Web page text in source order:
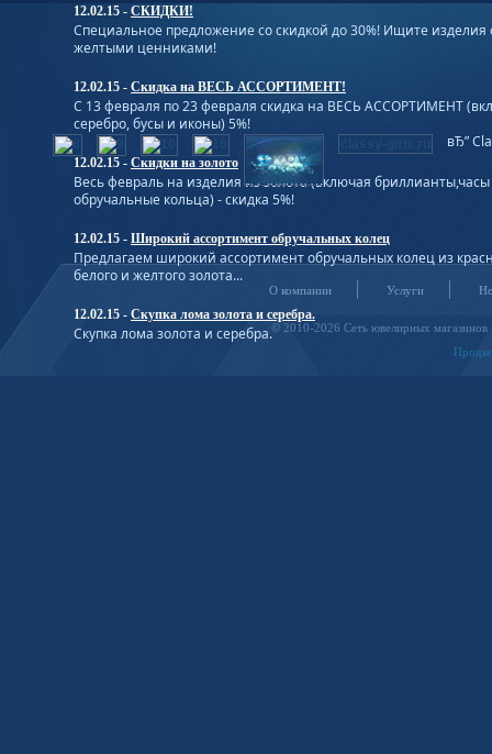
12.02.15 - СКИДКИ!
Специальное предложение со скидкой до 30%! Ищите изделия
желтыми ценниками!
12.02.15 - Скидка на ВЕСЬ АССОРТИМЕНТ!
С 13 февраля по 23 февраля скидка на ВЕСЬ АССОРТИМЕНТ
серебро, бусы и иконы) 5%!
12.02.15 - Скидки на золото
Весь февраль на изделия из золота (включая
обручальные кольца) - скидка 5%!
12.02.15 - Широкий ассортимент обручальных колец
Предлагаем широкий ассортимент обручальных колец из
белого и желтого золота...
12.02.15 - Скупка лома золота и серебра.
Скупка лома золота и серебра.
вЂ”
О компании Услуги
© 2010-2026 Сеть ювелирных магазинов